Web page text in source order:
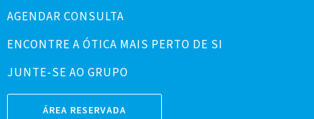
AGENDAR CONSULTA
ENCONTRE A ÓTICA MAIS PERTO DE SI
JUNTE-SE AO GRUPO
ÁREA RESERVADA